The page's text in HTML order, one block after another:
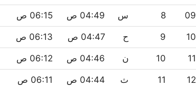
09
8 س 04:49 ص 06:15 ص
10
9 ح 04:47 ص 06:13 ص
11
10 ن 04:46 ص 06:12 ص
12
11 ث 04:44 ص 06:11 ص